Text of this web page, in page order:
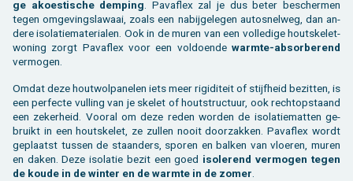
ge akoes­ti­sche dem­ping . Pa­vaflex zal je dus beter be­scher­men
tegen om­ge­vings­la­waai, zoals een na­bij­ge­le­gen au­to­snel­weg, dan an­
de­re iso­la­tie­ma­te­ri­a­len. Ook in de muren van een vol­le­di­ge houtske­let­
wo­ning zorgt Pa­vaflex voor een vol­doen­de warm­te-ab­sor­be­rend
ver­mo­gen.
Omdat deze hout­wol­pa­ne­len iets meer ri­gi­di­teit of stijf­heid be­zit­ten, is
een per­fec­te vul­ling van je ske­let of hout­struc­tuur, ook recht­op­staand
een ze­ker­heid. Voor­al om deze reden wor­den de iso­la­tie­mat­ten ge­
bruikt in een houtske­let, ze zul­len nooit door­zak­ken. Pa­vaflex wordt
ge­plaatst tus­sen de staan­ders, spo­ren en bal­ken van vloe­ren, muren
en daken. Deze iso­la­tie bezit een goed iso­le­rend ver­mo­gen tegen
de koude in de win­ter en de warm­te in de zomer